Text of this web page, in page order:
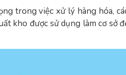
trong việc xử lý hàng hóa,
kho được sử dụng làm cơ sở